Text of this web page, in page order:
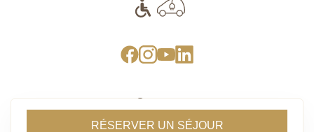
RÉSERVER UN SÉJOUR
Contact
Recrutement